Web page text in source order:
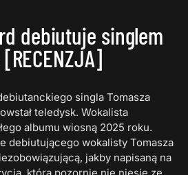
debiutuje singlem
singla Tomasza
teledysk. Wokalista
albumu wiosną 2025 roku.
debiutującego wokalisty Tomasza
jakby napisaną na